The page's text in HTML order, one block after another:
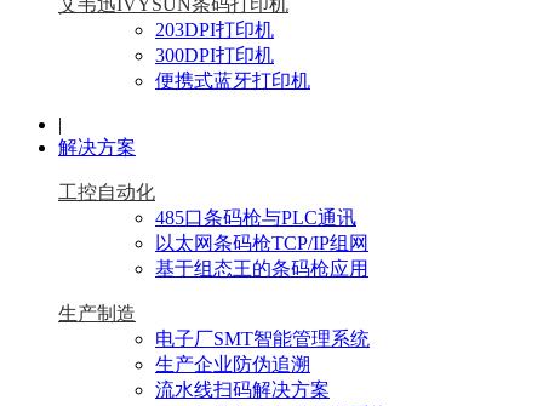
艾韦迅IVYSUN条码打印机
203DPI打印机
300DPI打印机
便携式蓝牙打印机
|
解决方案
工控自动化
485口条码枪与PLC通讯
以太网条码枪TCP/IP组网
基于组态王的条码枪应用
生产制造
电子厂SMT智能管理系统
生产企业防伪追溯
流水线扫码解决方案